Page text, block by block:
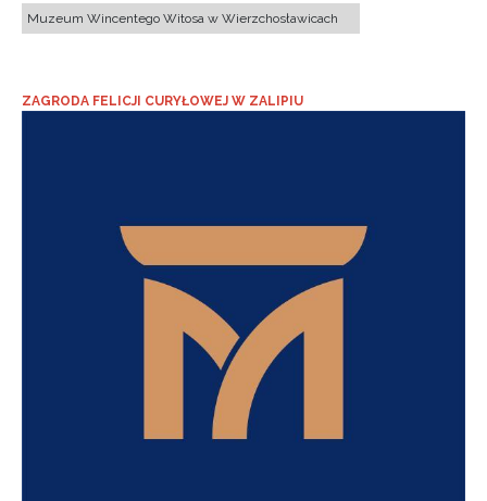
Muzeum Wincentego Witosa w Wierzchosławicach
ZAGRODA FELICJI CURYŁOWEJ W ZALIPIU